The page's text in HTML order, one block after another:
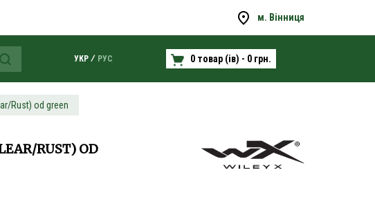
м. Вінниця
УКР РУС 0 товар (ів) - 0 грн.
Rust) od green
RUST) OD